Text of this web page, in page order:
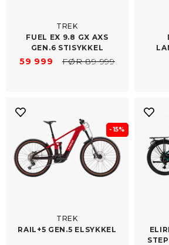
TREK
FUEL EX 9.8 GX AXS
GEN.6 STISYKKEL
59 999 FØR 89 999
- 15%
TREK
RAIL+5 GEN.5 ELSYKKEL